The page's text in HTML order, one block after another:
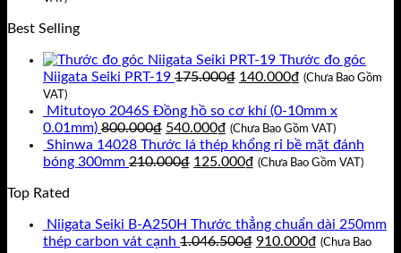
Best Selling
Thước đo góc
Niigata Seiki PRT-19 175.000₫ Giá
là:
175.000₫.
140.000₫ Giá
tại
là:
140.000₫.
(Chưa Bao Gồm
VAT)
Mitutoyo 2046S Đồng hồ so cơ khí (0-10mm x
0.01mm) 800.000₫ Giá
gốc
là:
540.000₫ Giá
hiện
tại
(Chưa Bao Gồm VAT)
Shinwa 14028 Thước lá thép khổng rỉ bề mặt đánh
bóng 300mm 210.000₫ Giá
125.000₫ Giá
125.000₫.
(Chưa Bao Gồm VAT)
Top Rated
Niigata Seiki B-A250H Thước thẳng chuẩn dài 250mm
thép carbon vát cạnh 1.046.500₫ Giá
910.000₫ Giá
(Chưa Bao